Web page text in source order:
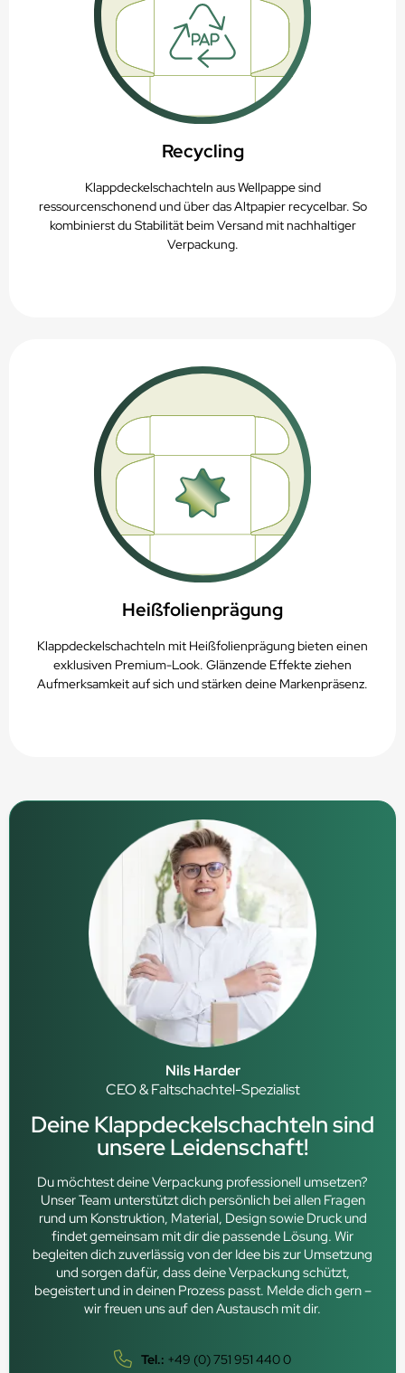
Recycling
Klappdeckelschachteln aus Wellpappe sind
ressourcenschonend und über das Altpapier recycelbar. So
kombinierst du Stabilität beim Versand mit nachhaltiger
Verpackung.
Heißfolienprägung
Klappdeckelschachteln mit Heißfolienprägung bieten einen
exklusiven Premium-Look. Glänzende Effekte ziehen
Aufmerksamkeit auf sich und stärken deine Markenpräsenz.
Nils Harder
CEO & Faltschachtel-Spezialist
Deine Klappdeckelschachteln sind
unsere Leidenschaft!
Du möchtest deine Verpackung professionell umsetzen?
Unser Team unterstützt dich persönlich bei allen Fragen
rund um Konstruktion, Material, Design sowie Druck und
findet gemeinsam mit dir die passende Lösung. Wir
begleiten dich zuverlässig von der Idee bis zur Umsetzung
und sorgen dafür, dass deine Verpackung schützt,
begeistert und in deinen Prozess passt. Melde dich gern –
wir freuen uns auf den Austausch mit dir.
Tel.: +49 (0) 751 951 440 0